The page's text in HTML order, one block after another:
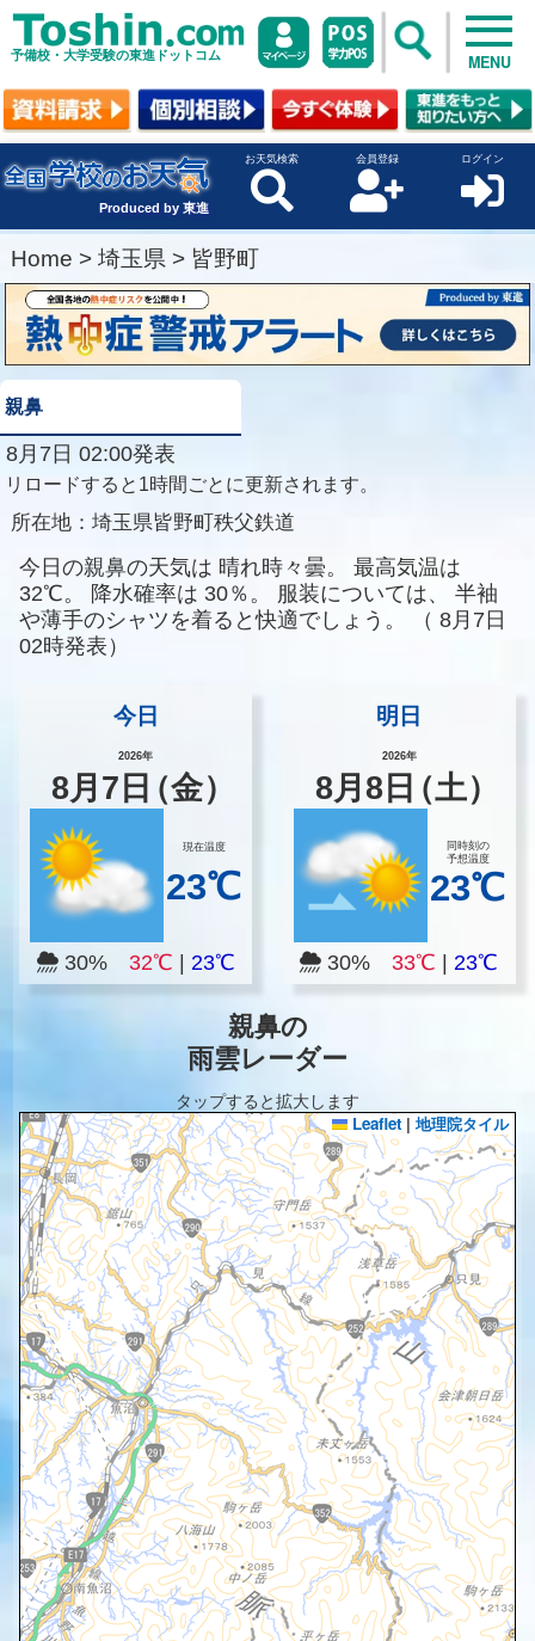
予備校・大学受験の東進ドットコム MENU
Produced by 東進
お天気検索 会員登録 ログイン
Home > 埼玉県 > 皆野町
親鼻
8月7日 02:00発表
リロードすると1時間ごとに更新されます。
所在地： 埼玉県皆野町秩父鉄道
今日の親鼻の天気は 晴れ時々曇。
最高気温は
32℃。
降水確率は 30％。 服装については、
半袖
や薄手のシャツを着ると快適でしょう。
（ 8月7日
02時発表）
今日
2026年
8月 7 日（金）
現在温度
23℃
30% 32℃ 23℃
明日
2026年
8月8 日（土）
同時刻の
予想温度
23℃
30% 33℃ |23℃
親鼻の
雨雲レーダー
タップすると拡大します
Leaflet | 地理院タイル